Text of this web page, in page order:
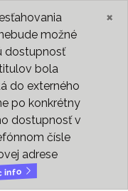
možné
dostupnosť
bola
do externého
po konkrétny
dostupnosť v
čísle
adrese
info
×